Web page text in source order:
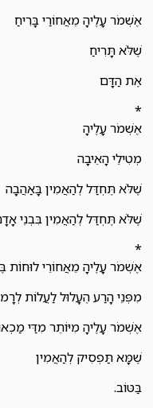
אֶשְׁמֹר עָלֶיהָ מֵאֲחוֹרַי בָּרִיחַ
שֶׁלֹּא תָּרִיחַ
אֶת הַדָּם
*
אֶשְׁמֹר עָלֶיהָ
מְטִילֵי הָאֵיבָה
שֶׁלֹּא תֶּחְדַּל לְהַאֲמִין בָּאַהֲבָה
שֶׁלֹּא תֶּחְדַּל לְהַאֲמִין בִּבְנֵי
*
אֶשְׁמֹר עָלֶיהָ מֵאֲחוֹרֵי לוּחוֹת
מִפְּנֵי הָרַע הֶעָלוּל לַעֲלוֹת
אֶשְׁמֹר עָלֶיהָ מִיּוֹתֵר מִדַּי
שֶׁמָּא תַּפְסִיק לְהַאֲמִין
בַּטּוֹב.